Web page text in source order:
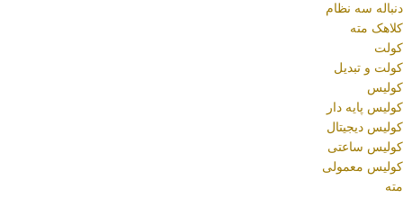
دنباله سه نظام
کلاهک مته
کولت
کولت و تبدیل
کولیس
کولیس پایه دار
کولیس دیجیتال
کولیس ساعتی
کولیس معمولی
مته